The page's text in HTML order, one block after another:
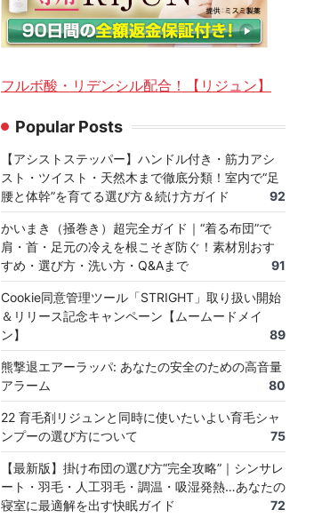
フルボ酸・リデンシル配合！【リジュン】
Popular Posts
【アシストステッパー】ハンドル付き・筋力アシ
スト・ツイスト・天然木まで徹底分類！室内で“足
腰と体幹”を育てる選び方＆続け方ガイド
92
かいまき（掻巻き）超完全ガイド｜“着る布団”で
肩・首・足元の冷えを根こそぎ防ぐ！素材別おす
すめ・選び方・洗い方・Q&Aまで
91
Cookie同意管理ツール「STRIGHT」取り扱い開始
＆リリース記念キャンペーン【ムームードメイ
ン】
89
熊撃退エアーラッパ: あなたの安全のための高音量
アラーム
80
22 育毛剤リジュンと同時に使いたいよい育毛シャ
ンプーの選び方について
75
【最新版】掛け布団の選び方“完全攻略”｜シンサレ
ート・羽毛・人工羽毛・調温・吸湿発熱…あなたの
寝室に最適解を出す快眠ガイド
72